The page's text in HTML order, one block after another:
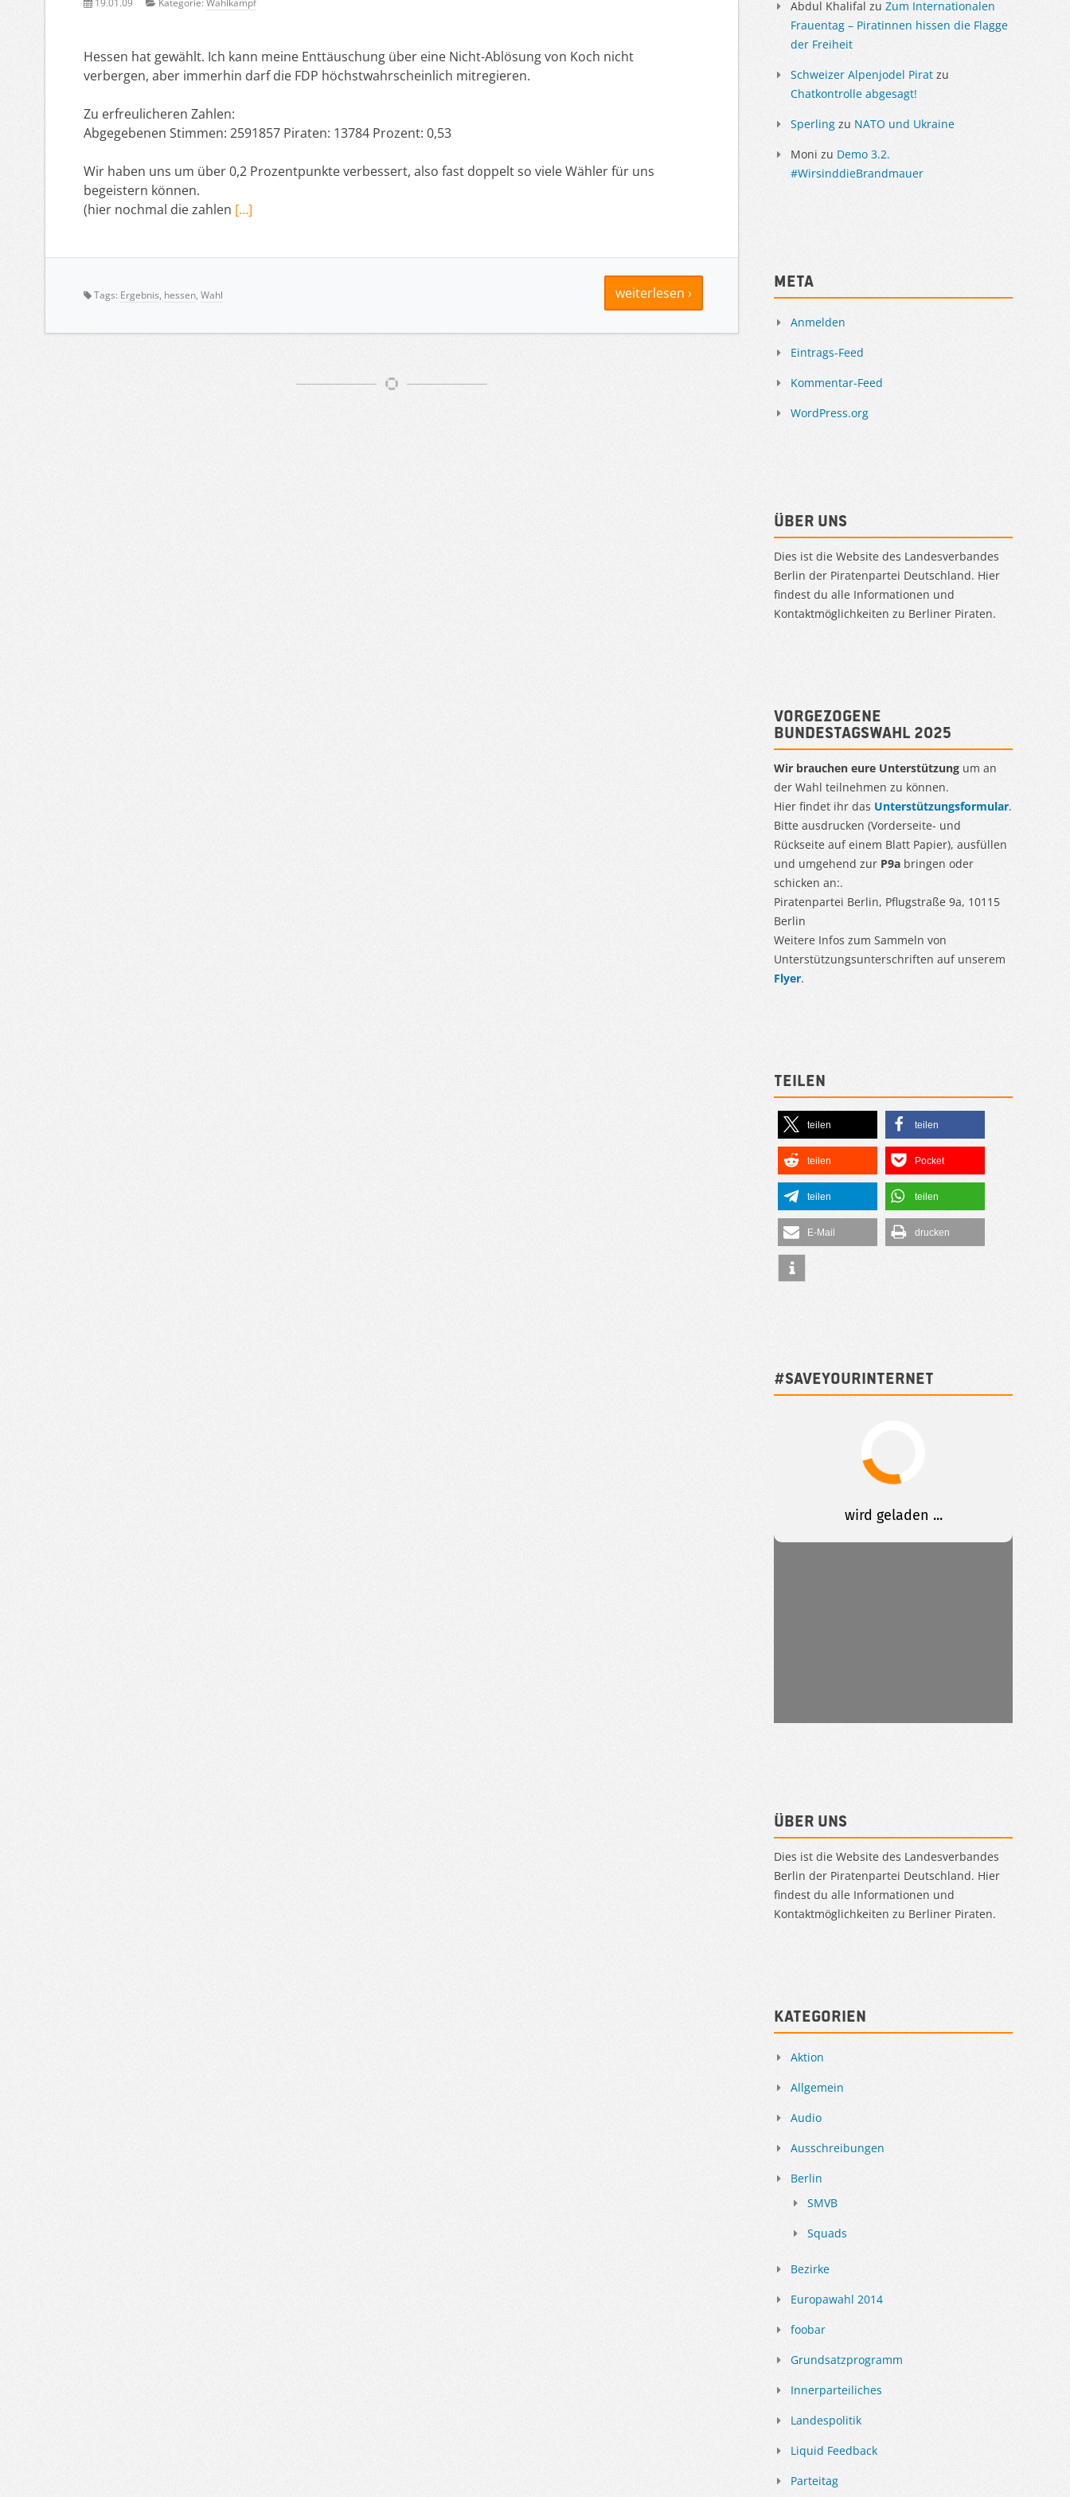
19.01.09 Kategorie: Wahlkampf
Hessen hat gewählt. Ich kann meine Enttäuschung über eine Nicht-Ablösung von Koch nicht
verbergen, aber immerhin darf die FDP höchstwahrscheinlich mitregieren.
Zu erfreulicheren Zahlen:
Abgegebenen Stimmen: 2591857 Piraten: 13784 Prozent: 0,53
Wir haben uns um über 0,2 Prozentpunkte verbessert, also fast doppelt so viele Wähler für uns
begeistern können.
(hier nochmal die zahlen […]
weiterlesen ›
Tags: Ergebnis, hessen, Wahl
Abdul Khalifal zu Zum Internationalen
Frauentag – Piratinnen hissen die Flagge
der Freiheit
Schweizer Alpenjodel Pirat zu
Chatkontrolle abgesagt!
Sperling zu NATO und Ukraine
Moni zu Demo 3.2.
#WirsinddieBrandmauer
Meta
Anmelden
Eintrags-Feed
Kommentar-Feed
WordPress.org
Über uns
Dies ist die Website des Landesverbandes
Berlin der Piratenpartei Deutschland. Hier
findest du alle Informationen und
Kontaktmöglichkeiten zu Berliner Piraten.
Vorgezogene
Bundestagswahl 2025
Wir brauchen eure Unterstützung um an
der Wahl teilnehmen zu können.
Hier findet ihr das Unterstützungsformular.
Bitte ausdrucken (Vorderseite- und
Rückseite auf einem Blatt Papier), ausfüllen
und umgehend zur P9a bringen oder
schicken an:.
Piratenpartei Berlin, Pflugstraße 9a, 10115
Berlin
Weitere Infos zum Sammeln von
Unterstützungsunterschriften auf unserem
Flyer.
Teilen
teilen teilen
teilen Pocket
teilen teilen
E-Mail drucken
#SAVEYOURINTERNET
Über uns
Dies ist die Website des Landesverbandes
Berlin der Piratenpartei Deutschland. Hier
findest du alle Informationen und
Kontaktmöglichkeiten zu Berliner Piraten.
Kategorien
Aktion
Allgemein
Audio
Ausschreibungen
Berlin
SMVB
Squads
Bezirke
Europawahl 2014
foobar
Grundsatzprogramm
Innerparteiliches
Landespolitik
Liquid Feedback
Parteitag